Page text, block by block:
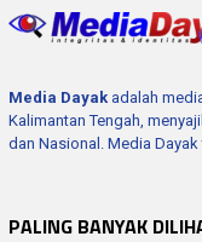
Media Dayak adalah
Kalimantan Tengah,
dan Nasional. Media
PALING BANYAK